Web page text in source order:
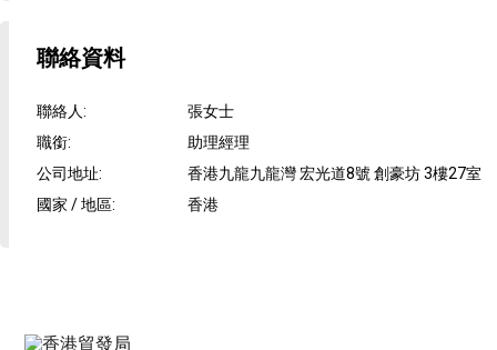
聯絡資料
聯絡人:
張女士
職銜:
助理經理
公司地址:
香港九龍九龍灣 宏光道8號 創豪坊 3樓27室
國家 / 地區: 香港